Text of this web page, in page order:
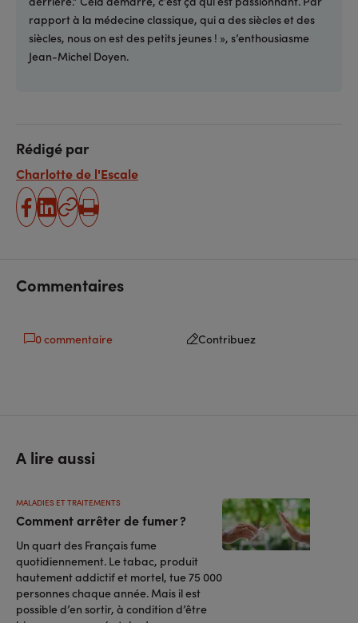
rapport à la médecine classique, qui a des siècles et des
siècles, nous on est des petits jeunes ! », s’enthousiasme
Jean-Michel Doyen.
Rédigé par
Charlotte de l'Escale
partager
partager
Copier
Imprimer
Commentaires
0 commentaire Contribuez
A lire aussi
Comment arrêter de fumer ?
MALADIES ET TRAITEMENTS
Un quart des Français fume
quotidiennement. Le tabac, produit
hautement addictif et mortel, tue 75 000
personnes chaque année. Mais il est
possible d’en sortir, à condition d’être